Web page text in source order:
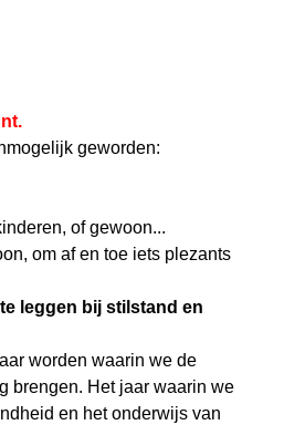
geworden:
of gewoon...
om af en toe iets plezants
leggen bij stilstand en
worden waarin we de
brengen. Het jaar waarin we
en het onderwijs van